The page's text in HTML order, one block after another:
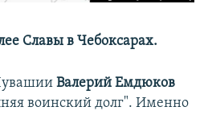
Славы в Чебоксарах.
Валерий Емдюков
воинский долг". Именно